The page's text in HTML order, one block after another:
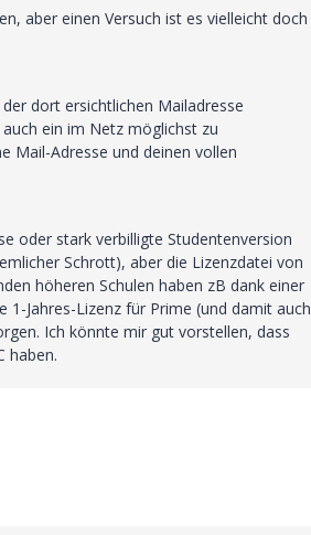
aber einen Versuch ist es vielleicht doch
dort ersichtlichen Mailadresse
ein im Netz möglichst zu
Mail-Adresse und deinen vollen
oder stark verbilligte Studentenversion
Schrott), aber die Lizenzdatei von
höheren Schulen haben zB dank einer
Jahres-Lizenz für Prime (und damit auch
Ich könnte mir gut vorstellen, dass
haben.